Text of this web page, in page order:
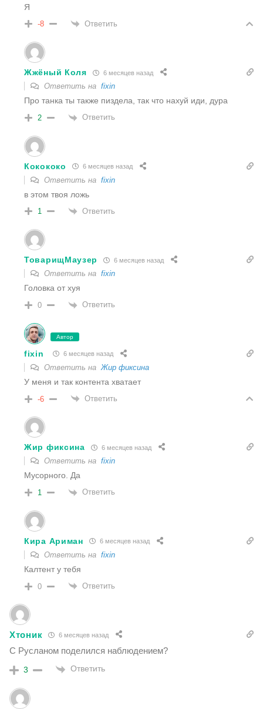
Я
-8 Ответить
Жжёный Коля 6 месяцев назад
Ответить на fixin
Про танка ты также пиздела, так что нахуй иди, дура
2 Ответить
Кокококо 6 месяцев назад
Ответить на fixin
в этом твоя ложь
1 Ответить
ТоварищМаузер 6 месяцев назад
Ответить на fixin
Головка от хуя
0 Ответить
Автор
fixin 6 месяцев назад
Ответить на Жир фиксина
У меня и так контента хватает
-6 Ответить
Жир фиксина 6 месяцев назад
Ответить на fixin
Мусорного. Да
1 Ответить
Кира Ариман 6 месяцев назад
Ответить на fixin
Калтент у тебя
0 Ответить
Хтоник 6 месяцев назад
С Русланом поделился наблюдением?
3 Ответить